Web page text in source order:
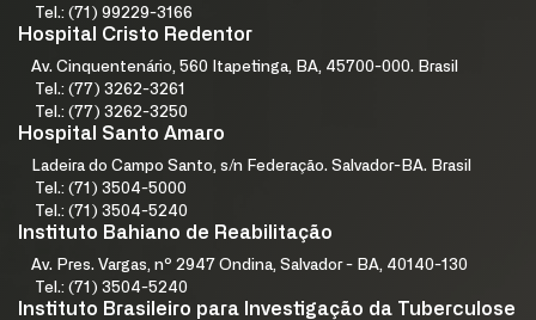
Tel.: (71) 99229-3166
Hospital Cristo Redentor
Av. Cinquentenário, 560 Itapetinga, BA, 45700-000. Brasil
Tel.: (77) 3262-3261
Tel.: (77) 3262-3250
Hospital Santo Amaro
Ladeira do Campo Santo, s/n Federação. Salvador-BA. Brasil
Tel.: (71) 3504-5000
Tel.: (71) 3504-5240
Instituto Bahiano de Reabilitação
Av. Pres. Vargas, nº 2947 Ondina, Salvador - BA, 40140-130
Tel.: (71) 3504-5240
Instituto Brasileiro para Investigação da Tuberculose